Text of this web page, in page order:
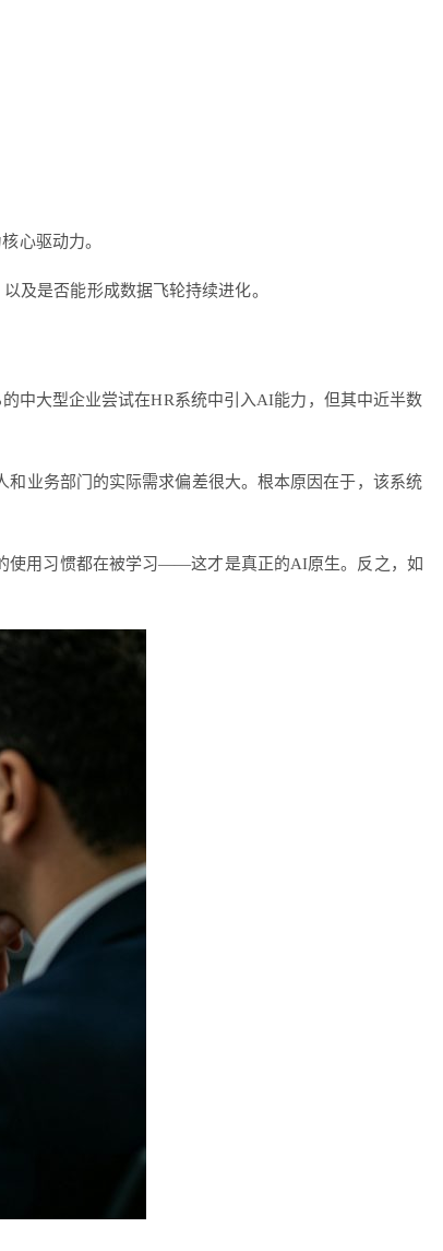
心驱动力。
及是否能形成数据飞轮持续进化。
中大型企业尝试在HR系统中引入AI能力，但其中近半数
和业务部门的实际需求偏差很大。根本原因在于，该系统
使用习惯都在被学习——这才是真正的AI原生。反之，如